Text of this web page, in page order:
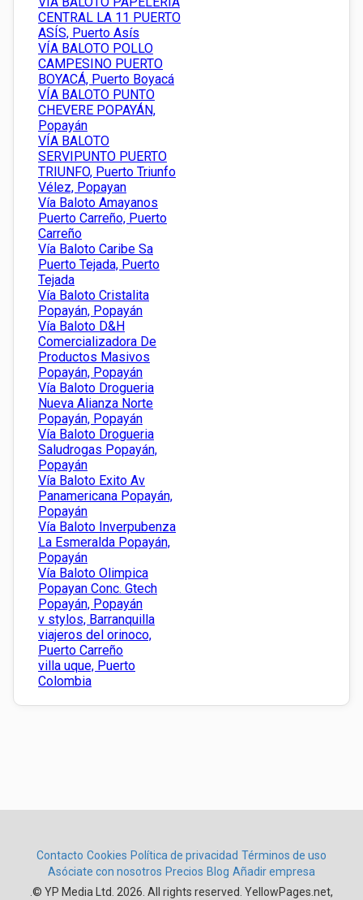
CENTRAL LA 11 PUERTO
ASÍS, Puerto Asís
VÍA BALOTO POLLO
CAMPESINO PUERTO
BOYACÁ, Puerto Boyacá
VÍA BALOTO PUNTO
CHEVERE POPAYÁN,
Popayán
VÍA BALOTO
SERVIPUNTO PUERTO
TRIUNFO, Puerto Triunfo
Vélez, Popayan
Vía Baloto Amayanos
Puerto Carreño, Puerto
Carreño
Vía Baloto Caribe Sa
Puerto Tejada, Puerto
Tejada
Vía Baloto Cristalita
Popayán, Popayán
Vía Baloto D&H
Comercializadora De
Productos Masivos
Popayán, Popayán
Vía Baloto Drogueria
Nueva Alianza Norte
Popayán, Popayán
Vía Baloto Drogueria
Saludrogas Popayán,
Popayán
Vía Baloto Exito Av
Panamericana Popayán,
Popayán
Vía Baloto Inverpubenza
La Esmeralda Popayán,
Popayán
Vía Baloto Olimpica
Popayan Conc. Gtech
Popayán, Popayán
v stylos, Barranquilla
viajeros del orinoco,
Puerto Carreño
villa uque, Puerto
Colombia
Contacto Cookies Política de privacidad Términos de uso
Asóciate con nosotros Precios Blog Añadir empresa
© YP Media Ltd. 2026. All rights reserved. YellowPages.net,